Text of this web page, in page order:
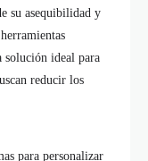
su asequibilidad y
solución ideal para
reducir los
para personalizar